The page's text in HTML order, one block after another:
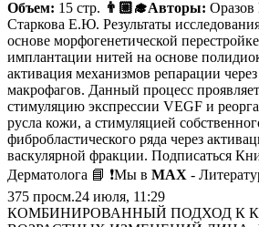
Объем: 15 стр. 👨🏼‍🎓Авторы:
Старкова Е.Ю. Результаты
основе морфогенетической
имплантации нитей на основе
активация механизмов репарации
макрофагов. Данный процесс
стимуляцию экспрессии VEGF и
русла кожи, а стимуляцией
фибробластического ряда через
васкулярной фракции. Подписаться
Дерматолога 📘 ❗️Мы в MAX -
375 просм.24 июля, 11:29
КОМБИНИРОВАННЫЙ ПОДХОД К